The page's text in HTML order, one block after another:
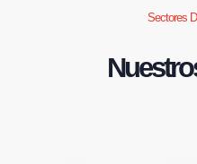
Sectores